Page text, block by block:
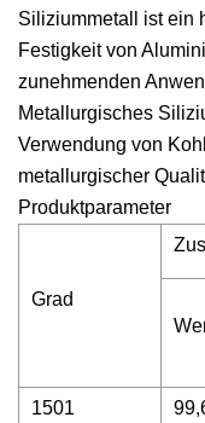
Siliziummetall ist ein
Festigkeit von
zunehmenden
Metallurgisches
Verwendung von
metallurgischer
Produktparameter
Grad
1501